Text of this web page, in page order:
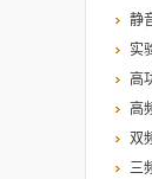
静
实
高
高
双
三